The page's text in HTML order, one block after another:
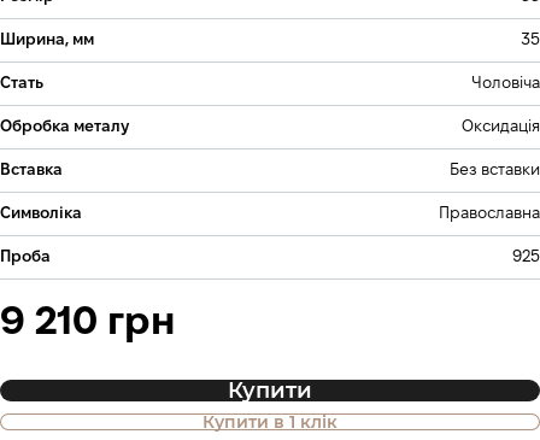
Ширина, мм 35
Стать Чоловіча
Обробка металу Оксидація
Вставка Без вставки
Символіка Православна
Проба 925
9 210 грн
Купити
Купити в 1 клік